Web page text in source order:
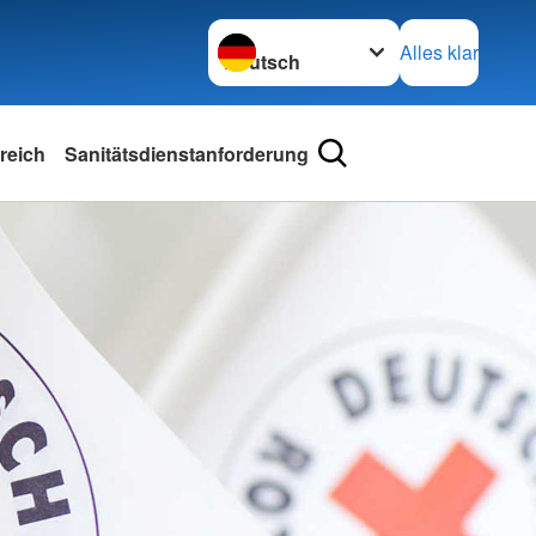
Sprache wechseln zu
Alles klar
Sanitätsdienstanforderung